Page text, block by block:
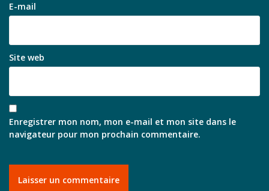
E-mail
Site web
Enregistrer mon nom, mon e-mail et mon site dans le
navigateur pour mon prochain commentaire.